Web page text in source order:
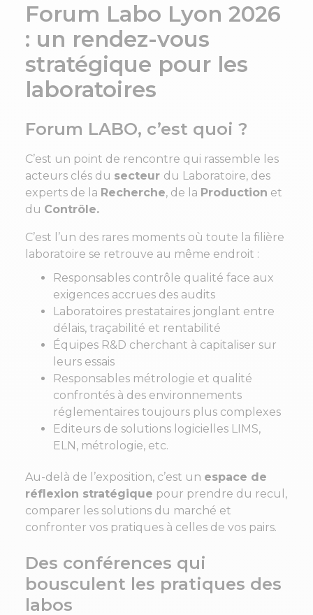
Forum Labo Lyon 2026
: un rendez-vous
stratégique pour les
laboratoires
Forum LABO, c’est quoi ?
C’est un point de rencontre qui rassemble les
acteurs clés du secteur du Laboratoire, des
experts de la Recherche, de la Production et
du Contrôle.
C’est l’un des rares moments où toute la filière
laboratoire se retrouve au même endroit :
Responsables contrôle qualité face aux
exigences accrues des audits
Laboratoires prestataires jonglant entre
délais, traçabilité et rentabilité
Équipes R&D cherchant à capitaliser sur
leurs essais
Responsables métrologie et qualité
confrontés à des environnements
réglementaires toujours plus complexes
Editeurs de solutions logicielles LIMS,
ELN, métrologie, etc.
Au-delà de l’exposition, c’est un espace de
réflexion stratégique pour prendre du recul,
comparer les solutions du marché et
confronter vos pratiques à celles de vos pairs.
Des conférences qui
bousculent les pratiques des
labos